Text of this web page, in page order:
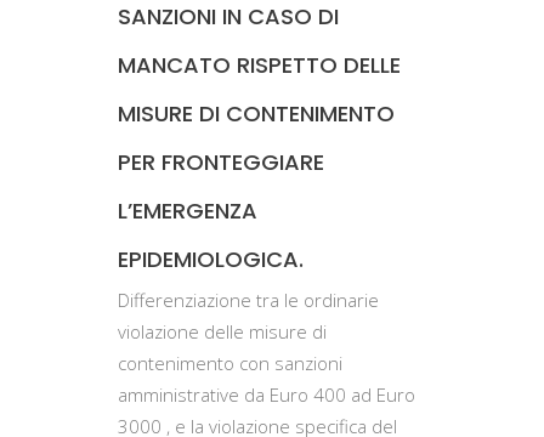
SANZIONI IN CASO DI
MANCATO RISPETTO DELLE
MISURE DI CONTENIMENTO
PER FRONTEGGIARE
L’EMERGENZA
EPIDEMIOLOGICA.
Differenziazione tra le ordinarie
violazione delle misure di
contenimento con sanzioni
amministrative da Euro 400 ad Euro
3000 , e la violazione specifica del